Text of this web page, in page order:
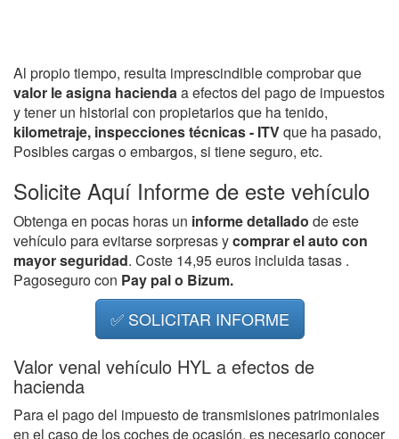
Al propio tiempo, resulta imprescindible comprobar que
valor le asigna haciendaa efectos del pago de impuestos
y tener un historial con propietarios que ha tenido,
kilometraje, inspecciones técnicas - ITVque ha pasado,
Posibles cargas o embargos, si tiene seguro, etc.
Solicite Aquí Informe de este vehículo
Obtenga en pocas horas un informe detallado de este
vehículo para evitarse sorpresas ycomprar el auto con
mayor seguridad. Coste 14,95 euros incluida tasas .
Pagoseguro con Pay pal o Bizum.
✅ SOLICITAR INFORME
Valor venal vehículo HYL a efectos de
hacienda
Para el pago del impuesto de transmisiones patrimoniales
en el caso de los coches de ocasión, es necesario conocer